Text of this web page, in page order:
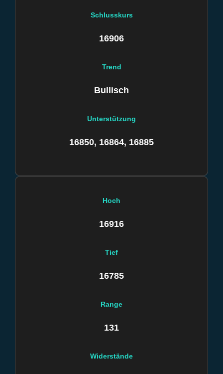
Schlusskurs
16906
Trend
Bullisch
Unterstützung
16850, 16864, 16885
Hoch
16916
Tief
16785
Range
131
Widerstände